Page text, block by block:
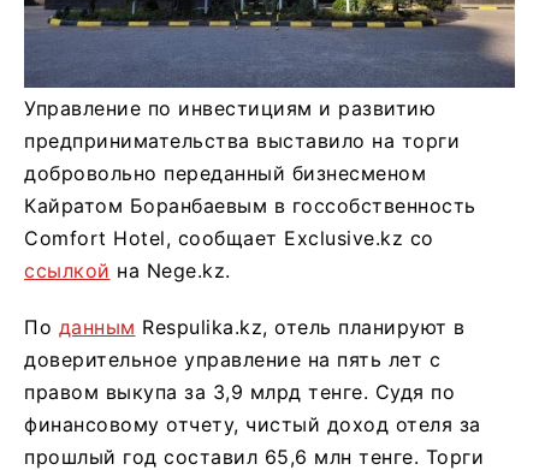
Управление по инвестициям и развитию
предпринимательства выставило на торги
добровольно переданный бизнесменом
Кайратом Боранбаевым в госсобственность
Comfort Hotel, сообщает Exclusive.kz со
ссылкой на Nege.kz.
По данным Respulika.kz, отель планируют в
доверительное управление на пять лет с
правом выкупа за 3,9 млрд тенге. Судя по
финансовому отчету, чистый доход отеля за
прошлый год составил 65,6 млн тенге. Торги